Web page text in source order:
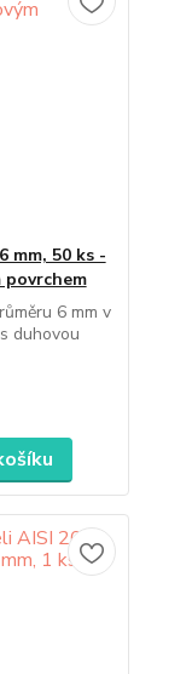
mm, 50 ks -
povrchem
6 mm v
duhovou